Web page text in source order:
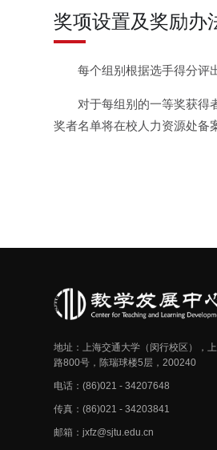
奖项设置及奖励办
每个组别根据选手得分评
对于每组别的一等奖获得
奖者名单将在校人力资源处备
地址：上海交通大学（闵行校区），上
路800号，陈瑞球楼5层，200240
电话：(86)021 - 34207648
传真：(86)021 - 34203841
邮箱：jxfz@sjtu.edu.cn